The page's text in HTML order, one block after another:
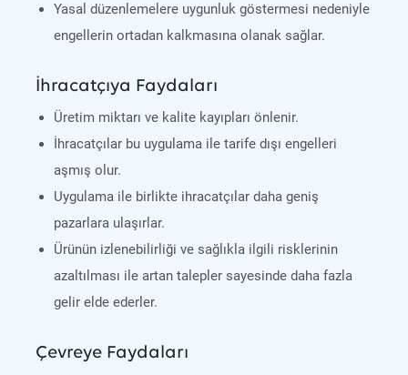
Yasal düzenlemelere uygunluk göstermesi nedeniyle
engellerin ortadan kalkmasına olanak sağlar.
İhracatçıya Faydaları
Üretim miktarı ve kalite kayıpları önlenir.
İhracatçılar bu uygulama ile tarife dışı engelleri
aşmış olur.
Uygulama ile birlikte ihracatçılar daha geniş
pazarlara ulaşırlar.
Ürünün izlenebilirliği ve sağlıkla ilgili risklerinin
azaltılması ile artan talepler sayesinde daha fazla
gelir elde ederler.
Çevreye Faydaları